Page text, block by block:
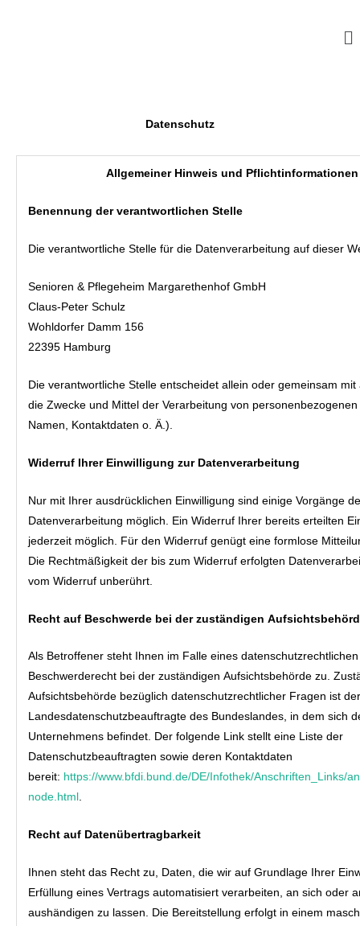
Datenschutz
Allgemeiner Hinweis und Pflichtinformationen
Benennung der verantwortlichen Stelle
Die verantwortliche Stelle für die Datenverarbeitung auf dieser
Senioren & Pflegeheim Margarethenhof GmbH
Claus-Peter Schulz
Wohldorfer Damm 156
22395 Hamburg
Die verantwortliche Stelle entscheidet allein oder gemeinsam
die Zwecke und Mittel der Verarbeitung von
Namen, Kontaktdaten o. Ä.).
Widerruf Ihrer Einwilligung zur Datenverarbeitung
Nur mit Ihrer ausdrücklichen Einwilligung sind einige Vorgänge
Datenverarbeitung möglich. Ein Widerruf Ihrer bereits erteilten
jederzeit möglich. Für den Widerruf genügt eine formlose
Die Rechtmäßigkeit der bis zum Widerruf erfolgten
vom Widerruf unberührt.
Recht auf Beschwerde bei der zuständigen
Als Betroffener steht Ihnen im Falle eines
Beschwerderecht bei der zuständigen Aufsichtsbehörde zu.
Aufsichtsbehörde bezüglich datenschutzrechtlicher Fragen ist der
Landesdatenschutzbeauftragte des Bundeslandes, in dem sich
Unternehmens befindet. Der folgende Link stellt eine Liste der
Datenschutzbeauftragten sowie deren Kontaktdaten
bereit: https://www.bfdi.bund.de/DE/Infothek/Anschriften_Links/
node.html .
Recht auf Datenübertragbarkeit
Ihnen steht das Recht zu, Daten, die wir auf Grundlage Ihrer
Erfüllung eines Vertrags automatisiert verarbeiten, an sich oder
aushändigen zu lassen. Die Bereitstellung erfolgt in einem